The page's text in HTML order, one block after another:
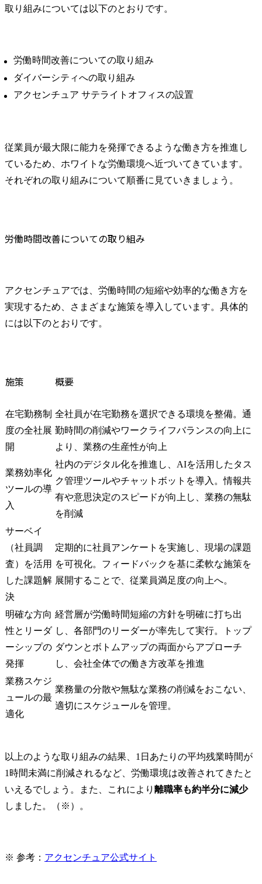
取り組みについては以下のとおりです。
労働時間改善についての取り組み
ダイバーシティへの取り組み
アクセンチュア サテライトオフィスの設置
従業員が最大限に能力を発揮できるような働き方を推進し
ているため、ホワイトな労働環境へ近づいてきています。
それぞれの取り組みについて順番に見ていきましょう。
労働時間改善についての取り組み
アクセンチュアでは、労働時間の短縮や効率的な働き方を
実現するため、さまざまな施策を導入しています。具体的
には以下のとおりです。
施策 概要
在宅勤務制
度の全社展
開
全社員が在宅勤務を選択できる環境を整備。通
勤時間の削減やワークライフバランスの向上に
より、業務の生産性が向上
業務効率化
ツールの導
入
社内のデジタル化を推進し、AIを活用したタス
ク管理ツールやチャットボットを導入。情報共
有や意思決定のスピードが向上し、業務の無駄
を削減
サーベイ
（社員調
査）を活用
した課題解
決
定期的に社員アンケートを実施し、現場の課題
を可視化。フィードバックを基に柔軟な施策を
展開することで、従業員満足度の向上へ。
明確な方向
性とリーダ
ーシップの
発揮
経営層が労働時間短縮の方針を明確に打ち出
し、各部門のリーダーが率先して実行。トップ
ダウンとボトムアップの両面からアプローチ
し、会社全体での働き方改革を推進
業務スケジ
ュールの最
適化
業務量の分散や無駄な業務の削減をおこない、
適切にスケジュールを管理。
以上のような取り組みの結果、1日あたりの平均残業時間が
1時間未満に削減されるなど、労働環境は改善されてきたと
いえるでしょう。また、これにより 離職率も約半分に減少
しました。（※）。
※ 参考： アクセンチュア公式サイト